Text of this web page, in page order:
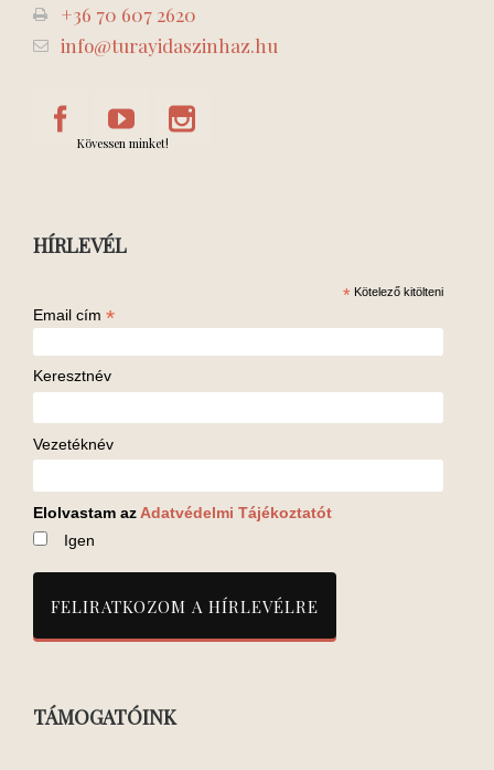
+36 70 607 2620
info@turayidaszinhaz.hu
Kövessen minket!
HÍRLEVÉL
* Kötelező kitölteni
Email cím *
Keresztnév
Vezetéknév
Elolvastam azAdatvédelmi Tájékoztatót
Igen
TÁMOGATÓINK